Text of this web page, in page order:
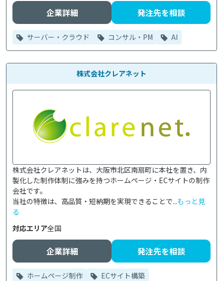
企業詳細 発注先を相談
サーバー・クラウド コンサル・PM AI
株式会社クレアネット
株式会社クレアネットは、大阪市北区南扇町に本社を置き、内
製化した制作体制に強みを持つホームページ・ECサイトの制作
会社です。
当社の特徴は、高品質・短納期を実現できることで...もっと見
る
対応エリア全国
企業詳細 発注先を相談
ホームページ制作 ECサイト構築